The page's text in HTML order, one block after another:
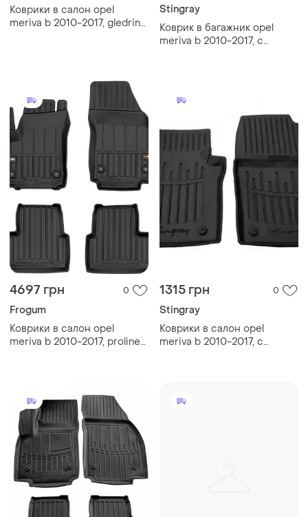
Коврики в салон opel
meriva b 2010-2017, gledring,
Stingray
Коврик в багажник opel
meriva b 2010-2017, с
4697 грн 0
Frogum
Коврики в салон opel
meriva b 2010-2017, proline
1315 грн 0
Stingray
Коврики в салон opel
meriva b 2010-2017, с